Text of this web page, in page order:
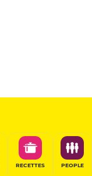
RECETTES PEOPLE